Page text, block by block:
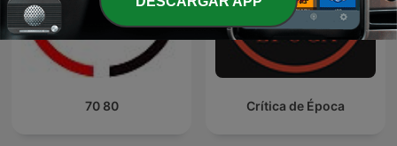
70 80 Crítica de Época